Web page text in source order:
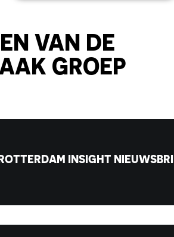
VAN DE
GROEP
INSIGHT